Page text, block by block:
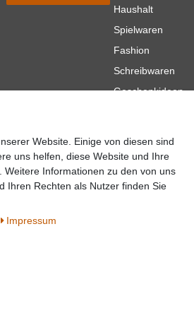
Haushalt
Spielwaren
Fashion
Schreibwaren
Geschenkideen
Topmarken
WIR AKZEPTIEREN
Website. Einige von diesen sind
uns helfen, diese Website und Ihre
Weitere Informationen zu den von uns
Ihren Rechten als Nutzer finden Sie
Impressum